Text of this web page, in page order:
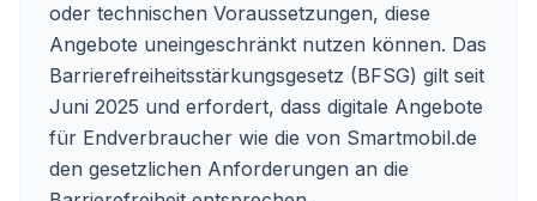
oder technischen Voraussetzungen, diese
Angebote uneingeschränkt nutzen können. Das
Barrierefreiheitsstärkungsgesetz (BFSG) gilt seit
Juni 2025 und erfordert, dass digitale Angebote
für Endverbraucher wie die von Smartmobil.de
den gesetzlichen Anforderungen an die